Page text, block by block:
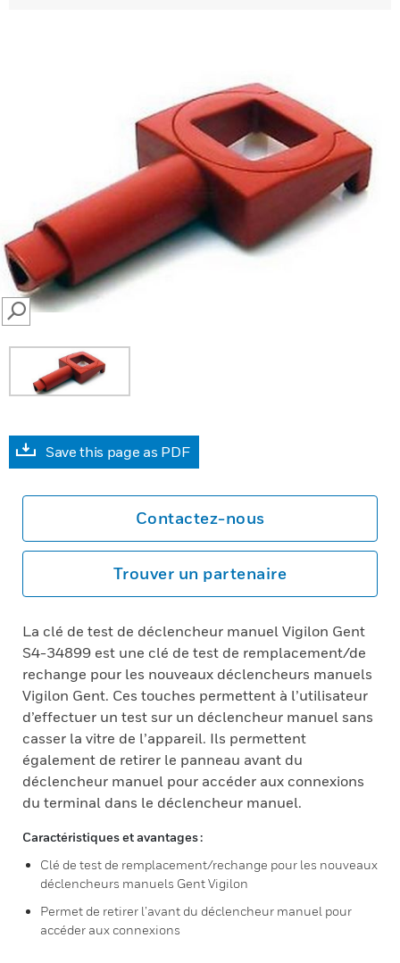
SEARCH
Save this page as PDF
Contactez-nous
Trouver un partenaire
La clé de test de déclencheur manuel Vigilon Gent
S4-34899 est une clé de test de remplacement/de
rechange pour les nouveaux déclencheurs manuels
Vigilon Gent. Ces touches permettent à l’utilisateur
d’effectuer un test sur un déclencheur manuel sans
casser la vitre de l’appareil. Ils permettent
également de retirer le panneau avant du
déclencheur manuel pour accéder aux connexions
du terminal dans le déclencheur manuel.
Caractéristiques et avantages :
Clé de test de remplacement/rechange pour les nouveaux
déclencheurs manuels Gent Vigilon
Permet de retirer l’avant du déclencheur manuel pour
accéder aux connexions